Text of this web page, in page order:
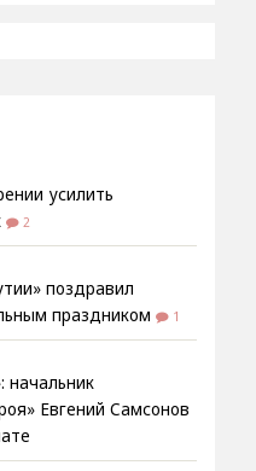
усилить
2
поздравил
праздником
1
начальник
Евгений Самсонов